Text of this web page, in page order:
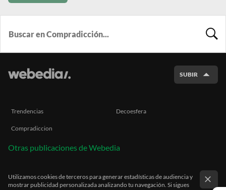
SUBIR
Trendencias Decoesfera
Compradiccion
Otras publicaciones de Webedia
Utilizamos cookies de terceros para generar estadísticas de audiencia y
mostrar publicidad personalizada analizando tu navegación. Si sigues